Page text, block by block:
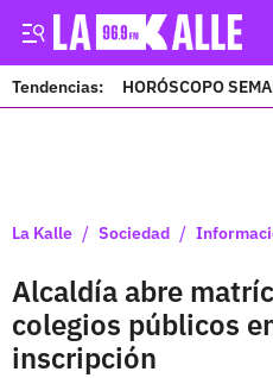
Tendencias: HORÓSCOPO
La Kalle / Sociedad /
Alcaldía abre
colegios públicos
inscripción